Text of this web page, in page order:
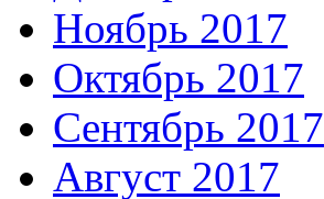
Ноябрь 2017
Октябрь 2017
Сентябрь 2017
Август 2017